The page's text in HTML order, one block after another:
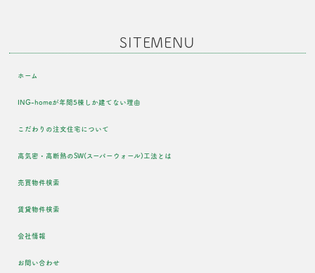
SITEMENU
ホーム
ING-homeが年間5棟しか建てない理由
こだわりの注文住宅について
高気密・高断熱のSW(スーパーウォール)工法とは
売買物件検索
賃貸物件検索
会社情報
お問い合わせ